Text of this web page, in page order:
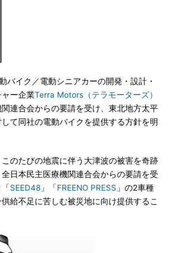
バイク／電動シニアカーの開発・設計・
ー企業Terra Motors（テラモーターズ）
連合会からの要請を受け、東北地方太平
て同社の電動バイクを提供する方針を明
のたびの地震に伴う大津波の被害を奇跡
日本民主医療機関連合会からの要請を受
SEED48 」「FREENO PRESS 」の2車種
供給不足に苦しむ被災地に向け提供するこ